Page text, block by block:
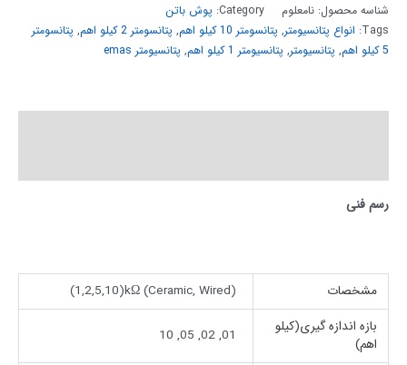
شناسه محصول: نامعلوم Category: پوش باتن
Tags: انواع پتانسیومتر, پتانسومتر 10 کیلو اهم , پتانسومتر 2 کیلو اهم , پتانسومتر
5 کیلو اهم
, پتانسیومتر, پتانسیومتر 1 کیلو اهم , پتانسیومتر emas
رسم فنی
مشخصات
(Ceramic, Wired) 1,2,5,10)kΩ)
بازه اندازه گیری(کیلو
اهم)
01, 02, 05, 10